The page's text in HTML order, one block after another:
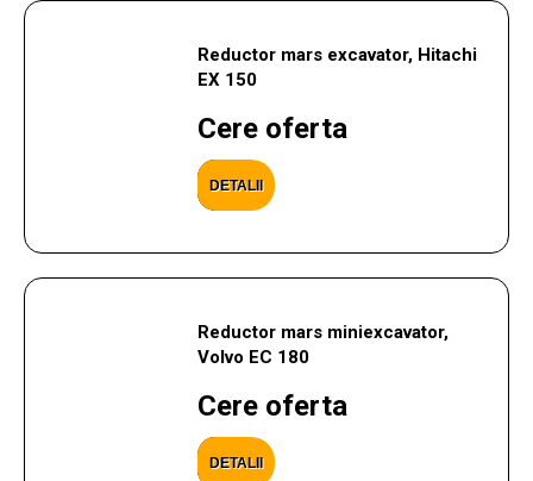
Reductor mars excavator, Hitachi
EX 150
Cere oferta
DETALII
Reductor mars miniexcavator,
Volvo EC 180
Cere oferta
DETALII